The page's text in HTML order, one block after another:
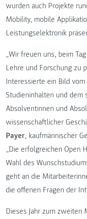
wurden auch Projekte
Mobility, mobile
Leistungselektronik
„Wir freuen uns, beim
Lehre und Forschung zu
Interessierte ein Bild vom
Studieninhalten und dem
Absolventinnen und
wissenschaftlicher
Payer, kaufmännischer
„Die erfolgreichen Open
Wahl des
geht an die
die offenen Fragen der
Dieses Jahr zum zweiten